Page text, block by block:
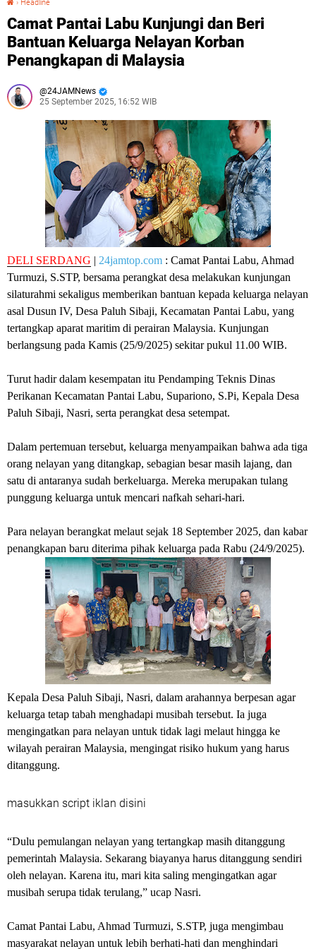
› Headline
Camat Pantai Labu Kunjungi dan Beri
Bantuan Keluarga Nelayan Korban
Penangkapan di Malaysia
24JAMNews
25 September 2025, 16:52 WIB
DELI SERDANG | 24jamtop.com : Camat Pantai Labu, Ahmad
Turmuzi, S.STP, bersama perangkat desa melakukan kunjungan
silaturahmi sekaligus memberikan bantuan kepada keluarga nelayan
asal Dusun IV, Desa Paluh Sibaji, Kecamatan Pantai Labu, yang
tertangkap aparat maritim di perairan Malaysia. Kunjungan
berlangsung pada Kamis (25/9/2025) sekitar pukul 11.00 WIB.
Turut hadir dalam kesempatan itu Pendamping Teknis Dinas
Perikanan Kecamatan Pantai Labu, Supariono, S.Pi, Kepala Desa
Paluh Sibaji, Nasri, serta perangkat desa setempat.
Dalam pertemuan tersebut, keluarga menyampaikan bahwa ada tiga
orang nelayan yang ditangkap, sebagian besar masih lajang, dan
satu di antaranya sudah berkeluarga. Mereka merupakan tulang
punggung keluarga untuk mencari nafkah sehari-hari.
Para nelayan berangkat melaut sejak 18 September 2025, dan kabar
penangkapan baru diterima pihak keluarga pada Rabu (24/9/2025).
Kepala Desa Paluh Sibaji, Nasri, dalam arahannya berpesan agar
keluarga tetap tabah menghadapi musibah tersebut. Ia juga
mengingatkan para nelayan untuk tidak lagi melaut hingga ke
wilayah perairan Malaysia, mengingat risiko hukum yang harus
ditanggung.
masukkan script iklan disini
“Dulu pemulangan nelayan yang tertangkap masih ditanggung
pemerintah Malaysia. Sekarang biayanya harus ditanggung sendiri
oleh nelayan. Karena itu, mari kita saling mengingatkan agar
musibah serupa tidak terulang,” ucap Nasri.
Camat Pantai Labu, Ahmad Turmuzi, S.STP, juga mengimbau
masyarakat nelayan untuk lebih berhati-hati dan menghindari